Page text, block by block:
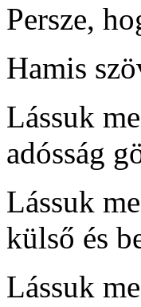
Persze,
Hamis
Lássuk
adósság
Lássuk
külső és
Lássuk